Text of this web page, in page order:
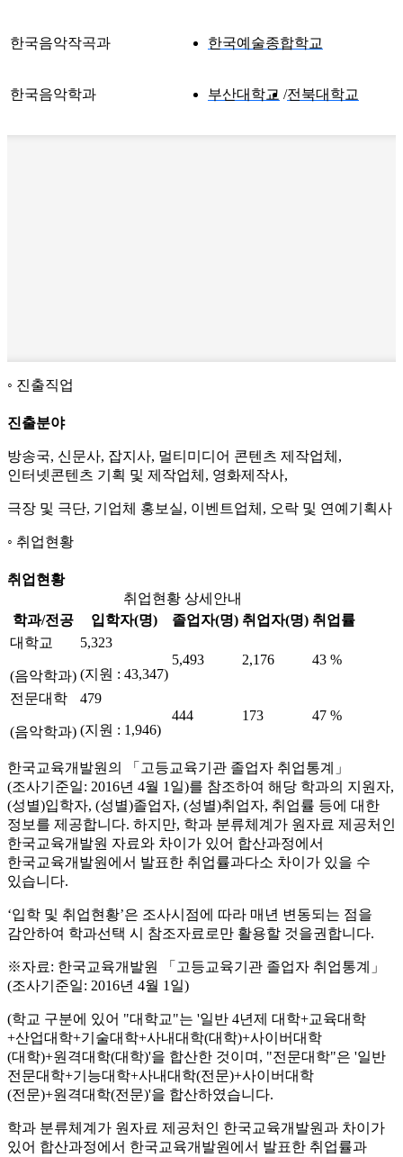
한국음악작곡과 한국예술종합학교
한국음악학과 부산대학교 전북대학교
진출직업
진출분야
방송국, 신문사, 잡지사, 멀티미디어 콘텐츠 제작업체,
인터넷콘텐츠 기획 및 제작업체, 영화제작사,
극장 및 극단, 기업체 홍보실, 이벤트업체, 오락 및 연예기획사
취업현황
취업현황
취업현황 상세안내
학과/전공
입학자(명) 졸업자(명) 취업자(명) 취업률
대학교
(음악학과)
5,323
(지원 : 43,347)
5,493 2,176 43 %
전문대학
(음악학과)
479
(지원 : 1,946)
444 173 47 %
한국교육개발원의 「고등교육기관 졸업자 취업통계」
(조사기준일: 2016년 4월 1일)를 참조하여 해당 학과의 지원자,
(성별)입학자, (성별)졸업자, (성별)취업자, 취업률 등에 대한
정보를 제공합니다. 하지만, 학과 분류체계가 원자료 제공처인
한국교육개발원 자료와 차이가 있어 합산과정에서
한국교육개발원에서 발표한 취업률과다소 차이가 있을 수
있습니다.
‘입학 및 취업현황’은 조사시점에 따라 매년 변동되는 점을
감안하여 학과선택 시 참조자료로만 활용할 것을권합니다.
※자료: 한국교육개발원 「고등교육기관 졸업자 취업통계」
(조사기준일: 2016년 4월 1일)
(학교 구분에 있어 "대학교"는 '일반 4년제 대학+교육대학
+산업대학+기술대학+사내대학(대학)+사이버대학
(대학)+원격대학(대학)'을 합산한 것이며, "전문대학"은 '일반
전문대학+기능대학+사내대학(전문)+사이버대학
(전문)+원격대학(전문)'을 합산하였습니다.
학과 분류체계가 원자료 제공처인 한국교육개발원과 차이가
있어 합산과정에서 한국교육개발원에서 발표한 취업률과